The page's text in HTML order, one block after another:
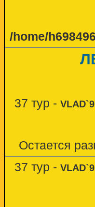
/home/
37 тур -
Остается
37 тур -